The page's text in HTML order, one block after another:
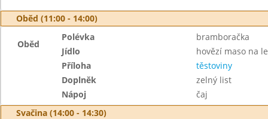
Oběd (11:00 - 14:00)
Oběd
Polévka
bramboračka
Jídlo
hovězí maso na
Příloha
těstoviny
Doplněk
zelný list
Nápoj
čaj
Svačina (14:00 - 14:30)